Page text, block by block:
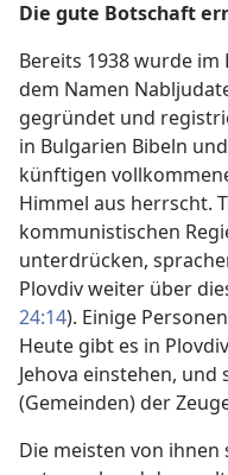
Die gute Botschaft
Bereits 1938 wurde
dem Namen
gegründet und
in Bulgarien Bibeln
künftigen
Himmel aus herrscht.
kommunistischen
unterdrücken,
Plovdiv weiter über
24:14). Einige
Heute gibt es in
Jehova einstehen,
(Gemeinden) der
Die meisten von ihnen